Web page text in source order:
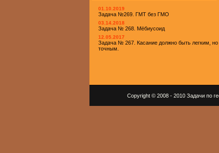
01.10.2019
Задача №269. ГМТ без ГМО
03.14.2018
Задача № 268. Мёбиусоид
12.05.2017
Задача № 267. Касание должно быть легким, но
точным.
Copyright © 2008 - 2010 Задачи по